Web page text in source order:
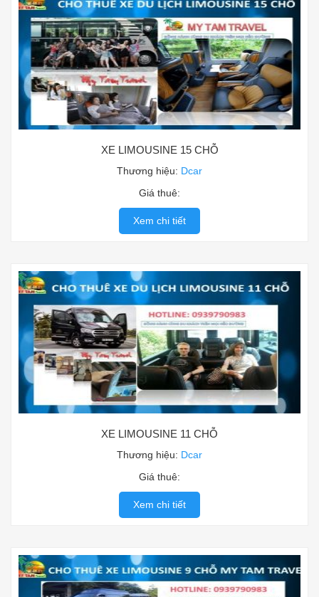
XE LIMOUSINE 15 CHỖ
Thương hiệu: Dcar
Giá thuê:
Xem chi tiết
XE LIMOUSINE 11 CHỖ
Thương hiệu: Dcar
Giá thuê:
Xem chi tiết